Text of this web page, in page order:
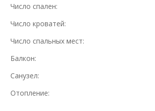
Число спален:
Число кроватей:
Число спальных мест:
Балкон:
Санузел:
Отопление: